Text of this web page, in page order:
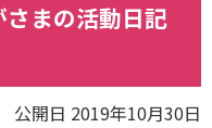
まの活動日記
公開日 2019年10月30日